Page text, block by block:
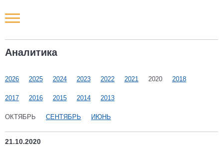
Аналитика
2026 2025 2024 2023 2022 2021 2020 2018
2017 2016 2015 2014 2013
ОКТЯБРЬ СЕНТЯБРЬ ИЮНЬ
21.10.2020
Новости РФ
Наши мероприятия
Статьи